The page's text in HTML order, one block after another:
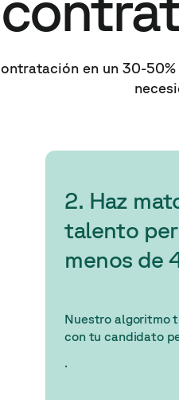
en un 30-
2. Haz
talento
menos de
Nuestro algoritmo
con tu candidato
.